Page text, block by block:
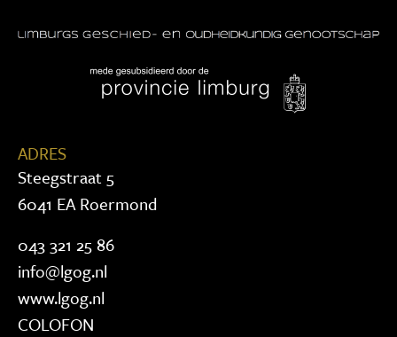
ADRES
Steegstraat 5
6041 EA Roermond
043 321 25 86
info@lgog.nl
www.lgog.nl
COLOFON